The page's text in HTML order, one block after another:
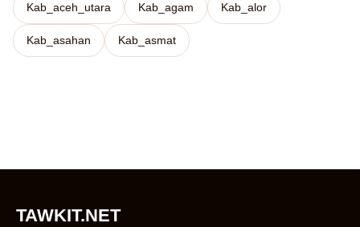
Kab_aceh_utara Kab_agam Kab_alor
Kab_asahan Kab_asmat
TAWKIT.NET